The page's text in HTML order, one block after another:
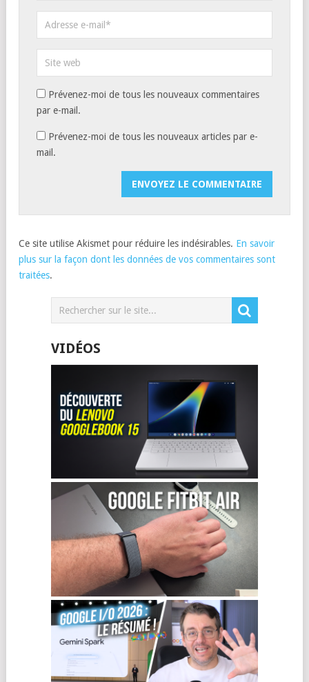
Prévenez-moi de tous les nouveaux commentaires
par e-mail.
Prévenez-moi de tous les nouveaux articles par e-
mail.
Ce site utilise Akismet pour réduire les indésirables. En savoir
plus sur la façon dont les données de vos commentaires sont
traitées.
VIDÉOS